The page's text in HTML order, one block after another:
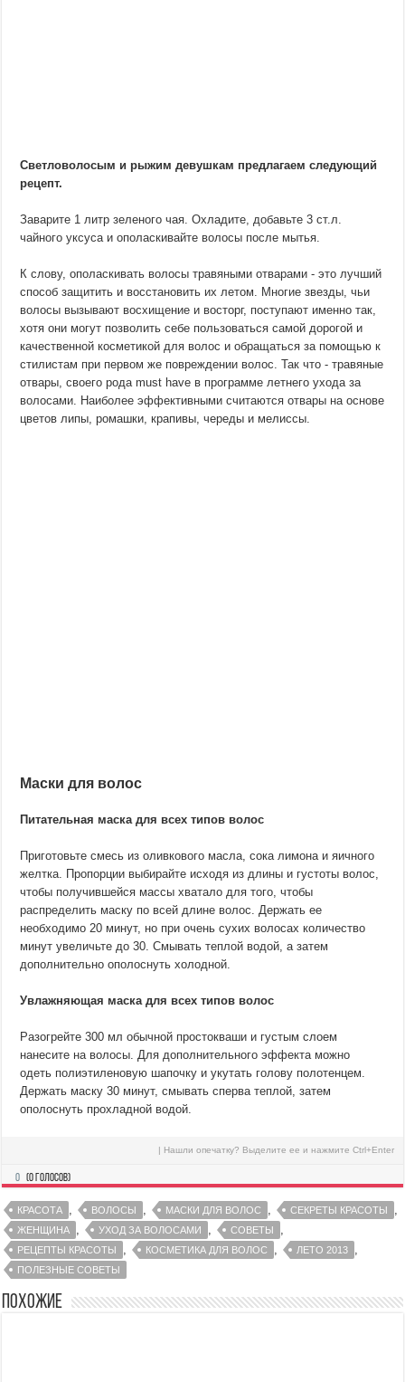
Светловолосым и рыжим девушкам предлагаем следующий
рецепт.
Заварите 1 литр зеленого чая. Охладите, добавьте 3 ст.л.
чайного уксуса и ополаскивайте волосы после мытья.
К слову, ополаскивать волосы травяными отварами - это лучший
способ защитить и восстановить их летом. Многие звезды, чьи
волосы вызывают восхищение и восторг, поступают именно так,
хотя они могут позволить себе пользоваться самой дорогой и
качественной косметикой для волос и обращаться за помощью к
стилистам при первом же повреждении волос. Так что - травяные
отвары, своего рода must have в программе летнего ухода за
волосами. Наиболее эффективными считаются отвары на основе
цветов липы, ромашки, крапивы, череды и мелиссы.
Маски для волос
Питательная маска для всех типов волос
Приготовьте смесь из оливкового масла, сока лимона и яичного
желтка. Пропорции выбирайте исходя из длины и густоты волос,
чтобы получившейся массы хватало для того, чтобы
распределить маску по всей длине волос. Держать ее
необходимо 20 минут, но при очень сухих волосах количество
минут увеличьте до 30. Смывать теплой водой, а затем
дополнительно ополоснуть холодной.
Увлажняющая маска для всех типов волос
Разогрейте 300 мл обычной простокваши и густым слоем
нанесите на волосы. Для дополнительного эффекта можно
одеть полиэтиленовую шапочку и укутать голову полотенцем.
Держать маску 30 минут, смывать сперва теплой, затем
ополоснуть прохладной водой.
| Нашли опечатку? Выделите ее и нажмите Ctrl+Enter
0 (0 голосов)
КРАСОТА ВОЛОСЫ МАСКИ ДЛЯ ВОЛОС СЕКРЕТЫ КРАСОТЫ
ЖЕНЩИНА УХОД ЗА ВОЛОСАМИ СОВЕТЫ
РЕЦЕПТЫ КРАСОТЫ КОСМЕТИКА ДЛЯ ВОЛОС ЛЕТО 2013
ПОЛЕЗНЫЕ СОВЕТЫ
Похожие